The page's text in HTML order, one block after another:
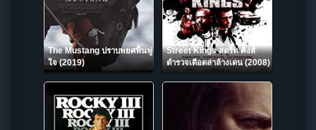
The Mustang ปราบพยศฟื้นฟู
ใจ (2019)
Street Kings สตรีท คิงส์
ตำรวจเดือดล่าล้างเดน (2008)